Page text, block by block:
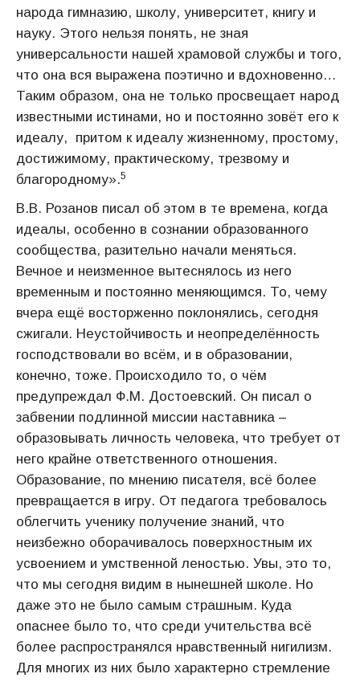
народа гимназию, школу, университет, книгу и
науку. Этого нельзя понять, не зная
универсальности нашей храмовой службы и того,
что она вся выражена поэтично и вдохновенно…
Таким образом, она не только просвещает народ
известными истинами, но и постоянно зовёт его к
идеалу, притом к идеалу жизненному, простому,
достижимому, практическому, трезвому и
благородному».5
В.В. Розанов писал об этом в те времена, когда
идеалы, особенно в сознании образованного
сообщества, разительно начали меняться.
Вечное и неизменное вытеснялось из него
временным и постоянно меняющимся. То, чему
вчера ещё восторженно поклонялись, сегодня
сжигали. Неустойчивость и неопределённость
господствовали во всём, и в образовании,
конечно, тоже. Происходило то, о чём
предупреждал Ф.М. Достоевский. Он писал о
забвении подлинной миссии наставника –
образовывать личность человека, что требует от
него крайне ответственного отношения.
Образование, по мнению писателя, всё более
превращается в игру. От педагога требовалось
облегчить ученику получение знаний, что
неизбежно оборачивалось поверхностным их
усвоением и умственной леностью. Увы, это то,
что мы сегодня видим в нынешней школе. Но
даже это не было самым страшным. Куда
опаснее было то, что среди учительства всё
более распространялся нравственный нигилизм.
Для многих из них было характерно стремление